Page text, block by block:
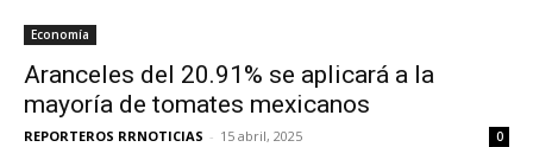
Economía
Aranceles del 20.91% se aplicará a la
mayoría de tomates mexicanos
REPORTEROS RRNOTICIAS - 15 abril, 2025 0